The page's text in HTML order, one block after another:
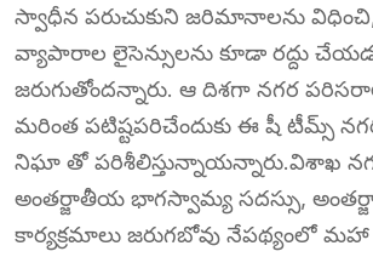
స్వాధీన పరుచుకుని జరిమానాలను
వ్యాపారాల లైసెన్సులను కూడా రద్దు
జరుగుతోందన్నారు. ఆ దిశగా నగర
మరింత పటిష్టపరిచేందుకు ఈ షీ టీమ్స్
నిఘా తో పరిశీలిస్తున్నాయన్నారు.విశాఖ
అంతర్జాతీయ భాగస్వామ్య సదస్సు,
కార్యక్రమాలు జరుగబోవు నేపథ్యంలో